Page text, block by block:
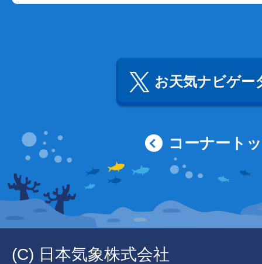
お天気ナビゲー
コーナート
(C) 日本気象株式会社